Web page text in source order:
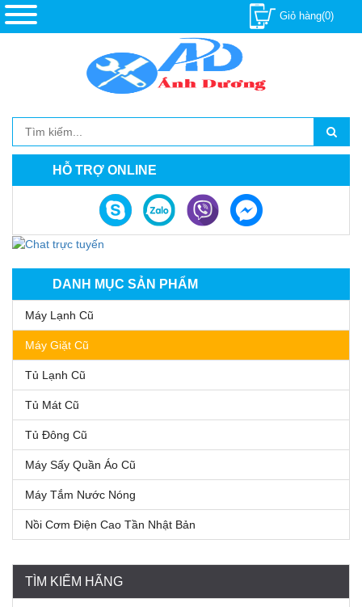
Giỏ hàng(0)
HỖ TRỢ ONLINE
DANH MỤC SẢN PHẨM
Máy Lạnh Cũ
Máy Giặt Cũ
Tủ Lạnh Cũ
Tủ Mát Cũ
Tủ Đông Cũ
Máy Sấy Quần Áo Cũ
Máy Tắm Nước Nóng
Nồi Cơm Điện Cao Tần Nhật Bản
TÌM KIẾM HÃNG